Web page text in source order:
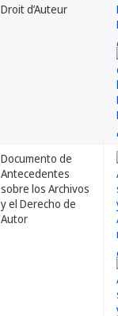
Droit d’Auteur
Documento de
Antecedentes
sobre los Archivos
y el Derecho de
Autor